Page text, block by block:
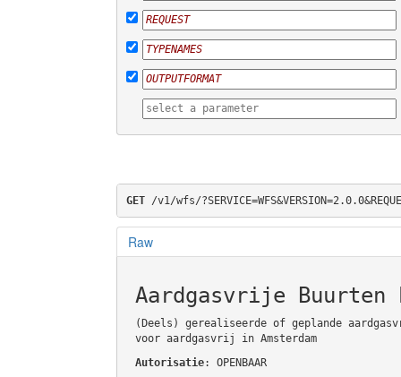
GET /v1/wfs/
Raw
Aardgasvrije
(Deels) gerealiseerde of geplande
voor aardgasvrij in Amsterdam
Autorisatie: OPENBAAR